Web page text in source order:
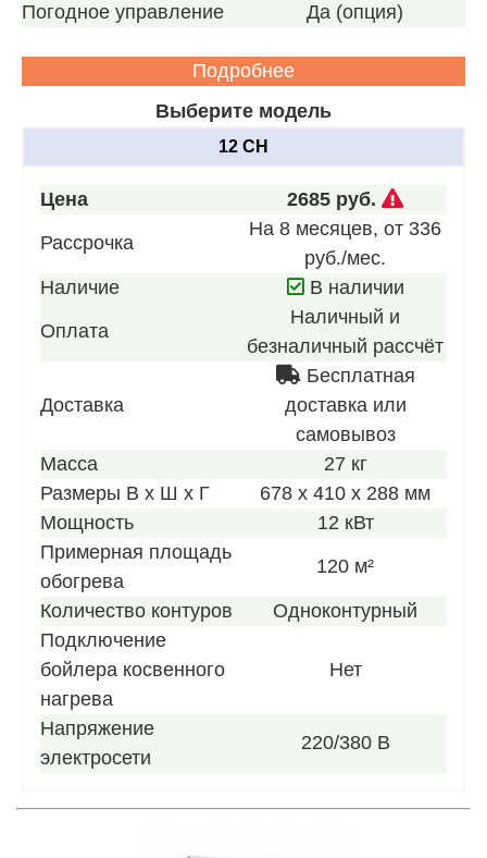
Погодное управление Да (опция)
Подробнее
Выберите модель
12 CH
Цена 2685 руб.
для
нашего
Рассрочка
На 8 месяцев, от 336
руб./мес.
Наличие
В наличии
Оплата
Наличный и
безналичный рассчёт
Доставка
Бесплатная
доставка или
самовывоз
Масса
27 кг
Размеры В х Ш х Г
678 x 410 x 288 мм
Мощность
12 кВт
Примерная площадь
обогрева
120 м²
Количество контуров
Одноконтурный
Подключение
бойлера косвенного
нагрева
Нет
Напряжение
электросети
220/380 В